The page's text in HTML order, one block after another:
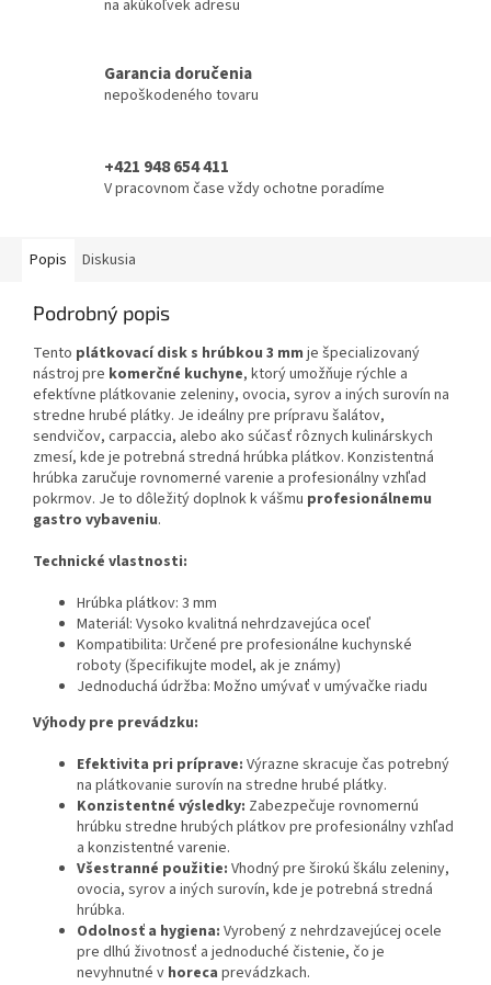
na akúkoľvek adresu
Garancia doručenia
nepoškodeného tovaru
+421 948 654 411
V pracovnom čase vždy ochotne poradíme
Popis Diskusia
Podrobný popis
Tento plátkovací disk s hrúbkou 3 mm je špecializovaný
nástroj pre komerčné kuchyne, ktorý umožňuje rýchle a
efektívne plátkovanie zeleniny, ovocia, syrov a iných surovín na
stredne hrubé plátky. Je ideálny pre prípravu šalátov,
sendvičov, carpaccia, alebo ako súčasť rôznych kulinárskych
zmesí, kde je potrebná stredná hrúbka plátkov. Konzistentná
hrúbka zaručuje rovnomerné varenie a profesionálny vzhľad
pokrmov. Je to dôležitý doplnok k vášmu profesionálnemu
gastro vybaveniu.
Technické vlastnosti:
Hrúbka plátkov: 3 mm
Materiál: Vysoko kvalitná nehrdzavejúca oceľ
Kompatibilita: Určené pre profesionálne kuchynské
roboty (špecifikujte model, ak je známy)
Jednoduchá údržba: Možno umývať v umývačke riadu
Výhody pre prevádzku:
Efektivita pri príprave: Výrazne skracuje čas potrebný
na plátkovanie surovín na stredne hrubé plátky.
Konzistentné výsledky: Zabezpečuje rovnomernú
hrúbku stredne hrubých plátkov pre profesionálny vzhľad
a konzistentné varenie.
Všestranné použitie: Vhodný pre širokú škálu zeleniny,
ovocia, syrov a iných surovín, kde je potrebná stredná
hrúbka.
Odolnosť a hygiena: Vyrobený z nehrdzavejúcej ocele
pre dlhú životnosť a jednoduché čistenie, čo je
nevyhnutné v horeca prevádzkach.